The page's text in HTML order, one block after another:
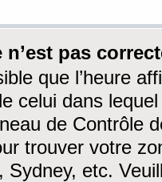
n’est pas
que l’heure
celui dans
de Contrôle
trouver votre
Sydney, etc.